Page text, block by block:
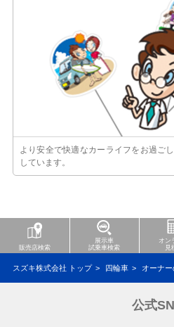
より安全で快適なカーライフをお過ご
しています。
販売店検索
展示車
試乗車検索
オン
見
スズキ株式会社 トップ 四輪車 オーナ
公式